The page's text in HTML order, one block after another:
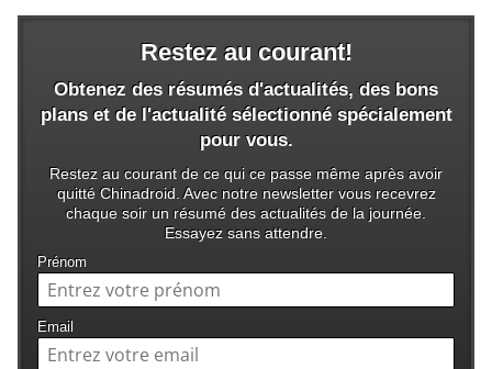
Restez au courant!
Obtenez des résumés d'actualités, des bons
plans et de l'actualité sélectionné spécialement
pour vous.
Restez au courant de ce qui ce passe même après avoir
quitté Chinadroid. Avec notre newsletter vous recevrez
chaque soir un résumé des actualités de la journée.
Essayez sans attendre.
Prénom
Email